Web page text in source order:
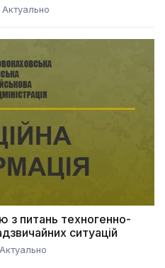
Актуально
з питань техногенно-
ситуацій
Актуально